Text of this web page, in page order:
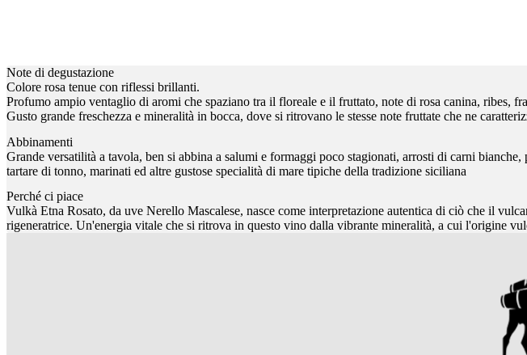
Note di degustazione
Colore rosa tenue con riflessi brillanti.
Profumo ampio ventaglio di aromi che spaziano tra il floreale e il fruttato, note di rosa canina, ribes,
Gusto grande freschezza e mineralità in bocca, dove si ritrovano le stesse note fruttate che ne
Abbinamenti
Grande versatilità a tavola, ben si abbina a salumi e formaggi poco stagionati, arrosti di carni
tartare di tonno, marinati ed altre gustose specialità di mare tipiche della tradizione siciliana
Perché ci piace
Vulkà Etna Rosato, da uve Nerello Mascalese, nasce come interpretazione autentica di ciò che il
rigeneratrice. Un'energia vitale che si ritrova in questo vino dalla vibrante mineralità, a cui l'origine